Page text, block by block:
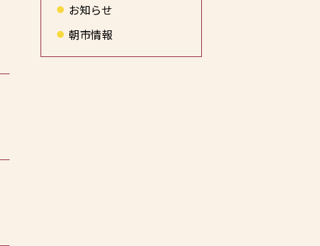
お知らせ
朝市情報